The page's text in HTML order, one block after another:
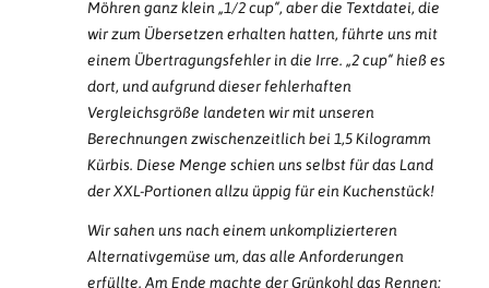
Möhren ganz klein „1/2 cup“, aber die Textdatei, die
wir zum Übersetzen erhalten hatten, führte uns mit
einem Übertragungsfehler in die Irre. „2 cup“ hieß es
dort, und aufgrund dieser fehlerhaften
Vergleichsgröße landeten wir mit unseren
Berechnungen zwischenzeitlich bei 1,5 Kilogramm
Kürbis. Diese Menge schien uns selbst für das Land
der XXL-Portionen allzu üppig für ein Kuchenstück!
Wir sahen uns nach einem unkomplizierteren
Alternativgemüse um, das alle Anforderungen
erfüllte. Am Ende machte der Grünkohl das Rennen: